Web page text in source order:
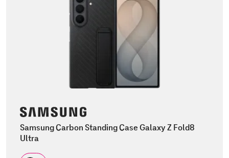
Samsung Carbon Standing Case Galaxy Z Fold8
Ultra